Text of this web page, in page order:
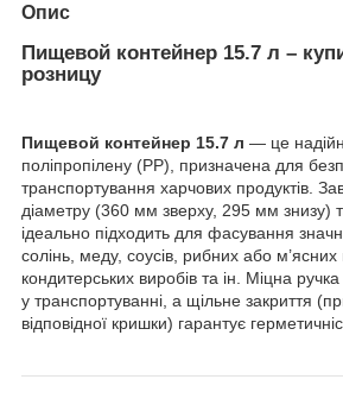
Опис
Пищевой контейнер 15.7 л –
розницу
Пищевой контейнер 15.7 л — це
поліпропілену (PP), призначена для
транспортування харчових продуктів.
діаметру (360 мм зверху, 295 мм знизу)
ідеально підходить для фасування
солінь, меду, соусів, рибних або м’ясних
кондитерських виробів та ін. Міцна ручка
у транспортуванні, а щільне закриття
відповідної кришки) гарантує